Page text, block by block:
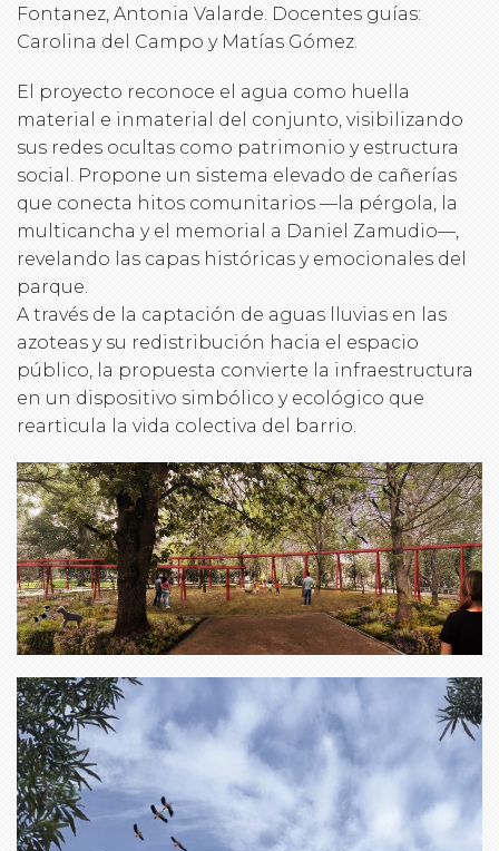
Fontanez, Antonia Valarde. Docentes guías:
Carolina del Campo y Matías Gómez.
El proyecto reconoce el agua como huella
material e inmaterial del conjunto, visibilizando
sus redes ocultas como patrimonio y estructura
social. Propone un sistema elevado de cañerías
que conecta hitos comunitarios —la pérgola, la
multicancha y el memorial a Daniel Zamudio—,
revelando las capas históricas y emocionales del
parque.
A través de la captación de aguas lluvias en las
azoteas y su redistribución hacia el espacio
público, la propuesta convierte la infraestructura
en un dispositivo simbólico y ecológico que
rearticula la vida colectiva del barrio.